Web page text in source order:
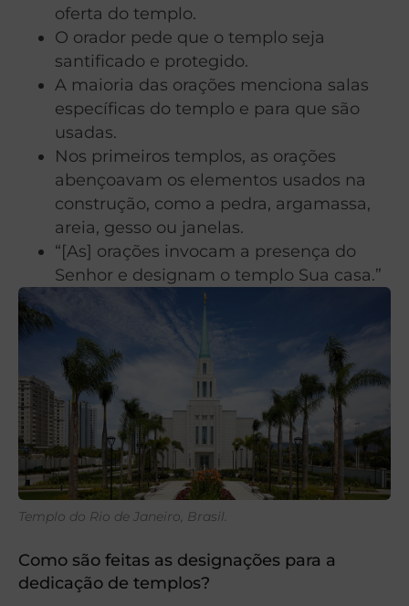
oferta do templo.
O orador pede que o templo seja
santificado e protegido.
A maioria das orações menciona salas
específicas do templo e para que são
usadas.
Nos primeiros templos, as orações
abençoavam os elementos usados na
construção, como a pedra, argamassa,
areia, gesso ou janelas.
“[As] orações invocam a presença do
Senhor e designam o templo Sua casa.”
Templo do Rio de Janeiro, Brasil.
Como são feitas as designações para a
dedicação de templos?